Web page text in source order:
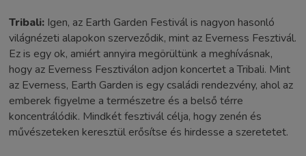
Tribali: Igen, az Earth Garden Festivál is nagyon hasonló
világnézeti alapokon szerveződik, mint az Everness Fesztivál.
Ez is egy ok, amiért annyira megörültünk a meghívásnak,
hogy az Everness Fesztiválon adjon koncertet a Tribali. Mint
az Everness, Earth Garden is egy családi rendezvény, ahol az
emberek figyelme a természetre és a belső térre
koncentrálódik. Mindkét fesztivál célja, hogy zenén és
művészeteken keresztül erősítse és hirdesse a szeretetet.